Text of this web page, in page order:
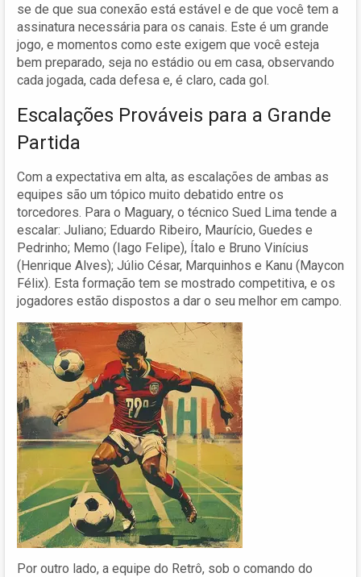
se de que sua conexão está estável e de que você tem a
assinatura necessária para os canais. Este é um grande
jogo, e momentos como este exigem que você esteja
bem preparado, seja no estádio ou em casa, observando
cada jogada, cada defesa e, é claro, cada gol.
Escalações Prováveis para a Grande
Partida
Com a expectativa em alta, as escalações de ambas as
equipes são um tópico muito debatido entre os
torcedores. Para o Maguary, o técnico Sued Lima tende a
escalar: Juliano; Eduardo Ribeiro, Maurício, Guedes e
Pedrinho; Memo (Iago Felipe), Ítalo e Bruno Vinícius
(Henrique Alves); Júlio César, Marquinhos e Kanu (Maycon
Félix). Esta formação tem se mostrado competitiva, e os
jogadores estão dispostos a dar o seu melhor em campo.
Por outro lado, a equipe do Retrô, sob o comando do